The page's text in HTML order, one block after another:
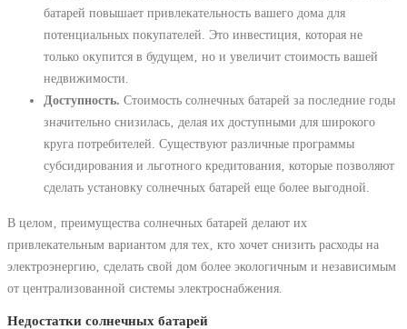
батарей повышает привлекательность вашего дома для
потенциальных покупателей. Это инвестиция‚ которая не
только окупится в будущем‚ но и увеличит стоимость вашей
недвижимости.
Доступность. Стоимость солнечных батарей за последние годы
значительно снизилась‚ делая их доступными для широкого
круга потребителей. Существуют различные программы
субсидирования и льготного кредитования‚ которые позволяют
сделать установку солнечных батарей еще более выгодной.
В целом‚ преимущества солнечных батарей делают их
привлекательным вариантом для тех‚ кто хочет снизить расходы на
электроэнергию‚ сделать свой дом более экологичным и независимым
от централизованной системы электроснабжения.
Недостатки солнечных батарей